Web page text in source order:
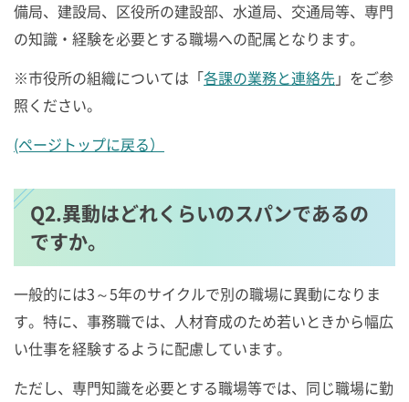
備局、建設局、区役所の建設部、水道局、交通局等、専門
の知識・経験を必要とする職場への配属となります。
※市役所の組織については「各課の業務と連絡先」をご参
照ください。
(ページトップに戻る）
Q2.異動はどれくらいのスパンであるの
ですか。
一般的には3～5年のサイクルで別の職場に異動になりま
す。特に、事務職では、人材育成のため若いときから幅広
い仕事を経験するように配慮しています。
ただし、専門知識を必要とする職場等では、同じ職場に勤